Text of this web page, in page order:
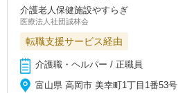
介護老人保健施設やすらぎ
医療法人社団誠林会
転職支援サービス経由
介護職・ヘルパー / 正職員
富山県 高岡市 美幸町1丁目1番53号